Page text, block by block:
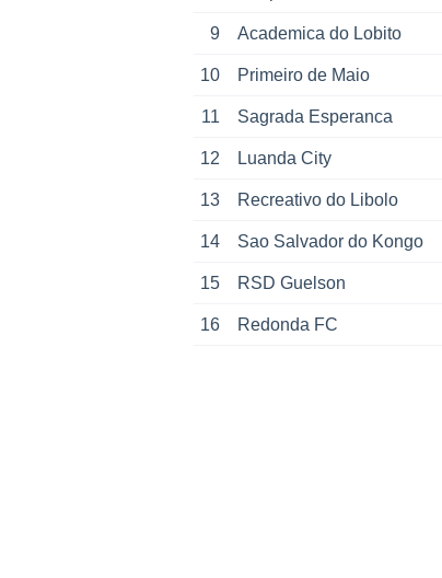
9 Academica do Lobito
10 Primeiro de Maio
11 Sagrada Esperanca
12 Luanda City
13 Recreativo do Libolo
14 Sao Salvador do Kongo
15 RSD Guelson
16 Redonda FC